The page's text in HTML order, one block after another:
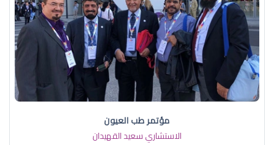
مؤتمر طب العيون
الاستشاري سعيد القهيدان